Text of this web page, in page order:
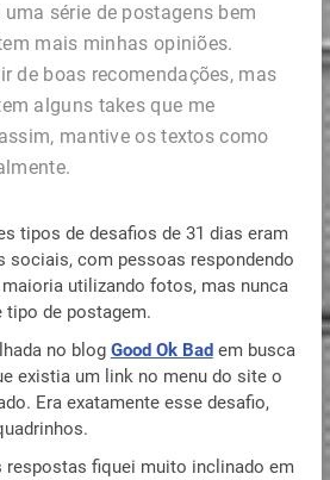
uma série de postagens bem
mais minhas opiniões.
de boas recomendações, mas
alguns takesque me
mantive os textos como
tipos de desafios de 31 dias eram
sociais, com pessoas respondendo
maioria utilizando fotos, mas nunca
tipo de postagem.
no blog Good Ok Badem busca
existia um link no menu do site o
Era exatamente esse desafio,
respostas fiquei muito inclinado em